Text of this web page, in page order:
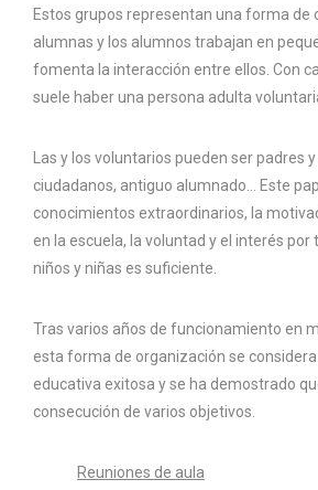
Estos grupos representan una forma de
alumnas y los alumnos trabajan en
fomenta la interacción entre ellos. Con
suele haber una persona adulta
Las y los voluntarios pueden ser padres
ciudadanos, antiguo alumnado… Este
conocimientos extraordinarios, la
en la escuela, la voluntad y el interés por
niños y niñas es suficiente.
Tras varios años de funcionamiento en
esta forma de organización se
educativa exitosa y se ha demostrado
consecución de varios objetivos.
Reuniones de aula